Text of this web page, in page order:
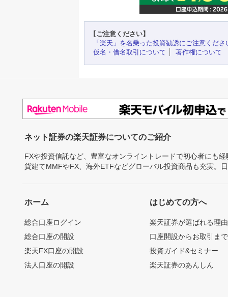
【ご注意ください】
「楽天」を名乗った投資勧誘にご注意くださ
仮名・借名取引について
著作権について
ネット証券の楽天証券についてのご紹介
FXや投資信託など、豊富なオンライントレードで初心者にも
貨建てMMFやFX、海外ETFなどグローバル投資商品も充実。
ホーム
総合口座ログイン
総合口座の開設
楽天FX口座の開設
法人口座の開設
はじめての方へ
楽天証券が選ばれる理由
口座開設からお取引ま
投資ガイド&セミナー
楽天証券のあんしん